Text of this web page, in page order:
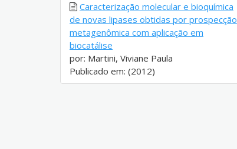
Caracterização molecular e bioquímica
de novas lipases obtidas por prospecção
metagenômica com aplicação em
biocatálise
por: Martini, Viviane Paula
Publicado em: (2012)